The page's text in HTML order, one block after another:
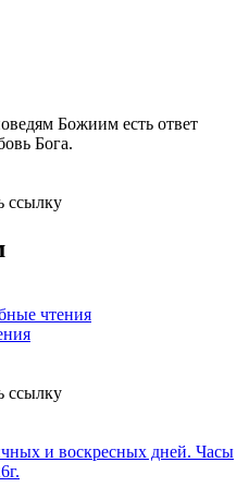
Божиим есть ответ
Бога.
чтения
и воскресных дней. Часы